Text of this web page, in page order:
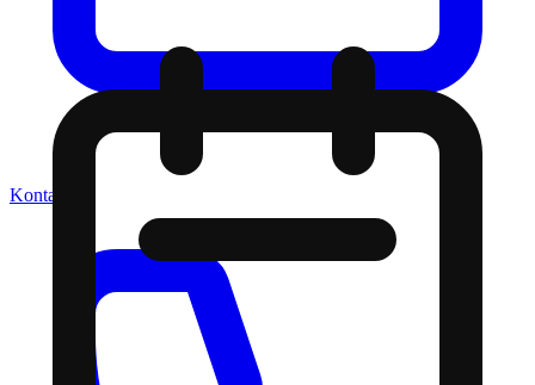
Kontakt